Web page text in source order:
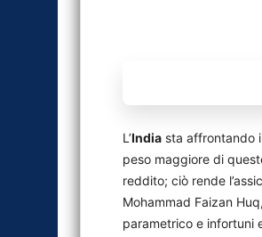
L’India sta affrontando
peso maggiore di
reddito; ciò rende
Mohammad Faizan
parametrico e infortuni